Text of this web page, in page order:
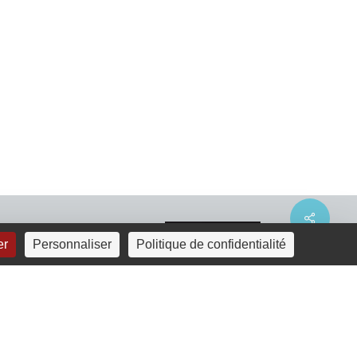
Share
Personnaliser Politique de confidentialité